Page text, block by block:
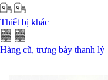
Thiết bị khác
Hàng cũ, trưng bày thanh lý